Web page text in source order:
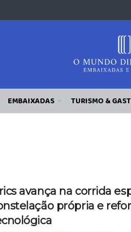
EMBAIXADAS TURISMO &
avança na corrida
própria e